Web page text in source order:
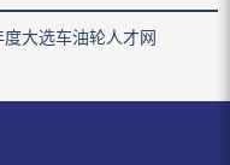
度大选车油轮人才网